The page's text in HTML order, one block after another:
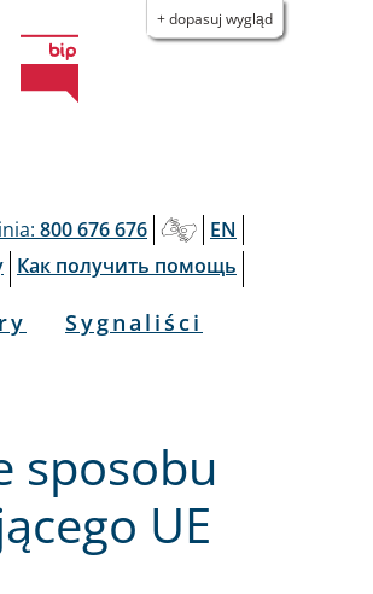
+ dopasuj wygląd
800 676 676
EN
Как получить помощь
Sygnaliści
sposobu
UE